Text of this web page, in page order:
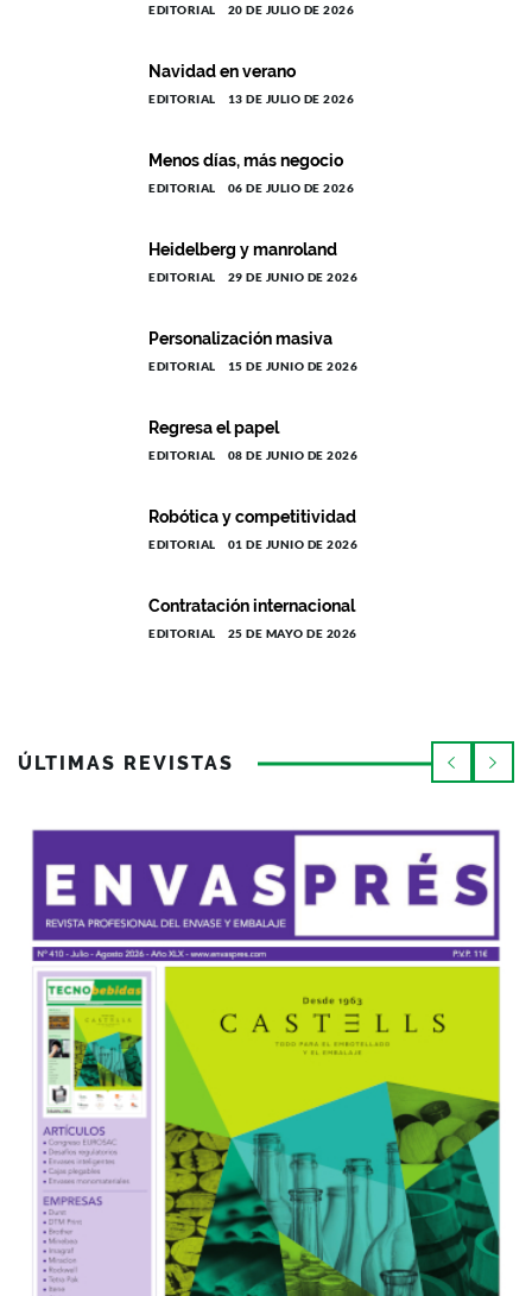
EDITORIAL 20 DE JULIO DE 2026
Navidad en verano
EDITORIAL 13 DE JULIO DE 2026
Menos días, más negocio
EDITORIAL 06 DE JULIO DE 2026
Heidelberg y manroland
EDITORIAL 29 DE JUNIO DE 2026
Personalización masiva
EDITORIAL 15 DE JUNIO DE 2026
Regresa el papel
EDITORIAL 08 DE JUNIO DE 2026
Robótica y competitividad
EDITORIAL 01 DE JUNIO DE 2026
Contratación internacional
EDITORIAL 25 DE MAYO DE 2026
ÚLTIMAS REVISTAS